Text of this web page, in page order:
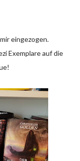
eingezogen.